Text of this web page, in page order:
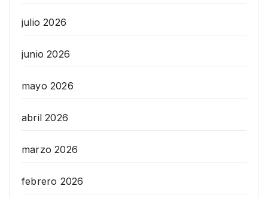
julio 2026
junio 2026
mayo 2026
abril 2026
marzo 2026
febrero 2026